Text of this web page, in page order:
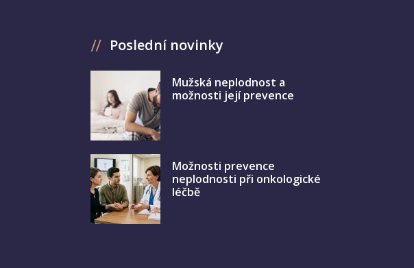
Poslední novinky
Mužská neplodnost a
možnosti její prevence
Možnosti prevence
neplodnosti při onkologické
léčbě